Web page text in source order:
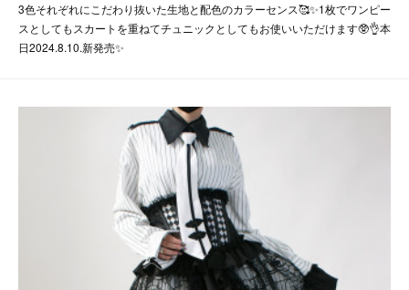
3色それぞれにこだわり抜いた生地と配色のカラーセンス🥰✨1枚でワンピー
スとしてもスカートを重ねてチュニックとしてもお使いいただけます🥸👌本
日2024.8.10.新発売✨